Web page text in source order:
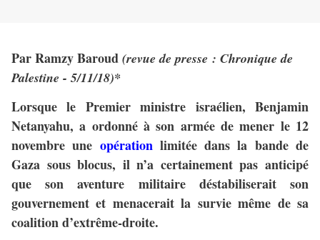
Par Ramzy Baroud (revue de presse : Chronique de
Palestine - 5/11/18)*
Lorsque le Premier ministre israélien, Benjamin
Netanyahu, a ordonné à son armée de mener le 12
novembre une opérationlimitée dans la bande de
Gaza sous blocus, il n’a certainement pas anticipé
que son aventure militaire déstabiliserait son
gouvernement et menacerait la survie même de sa
coalition d’extrême-droite.